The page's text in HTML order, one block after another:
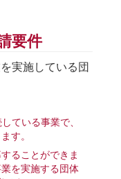
要件
実施している団
ている事業で、
す。
ることができま
を実施する団体